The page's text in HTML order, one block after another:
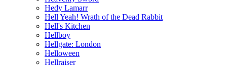
Hedy Lamarr
Hell Yeah! Wrath of the Dead Rabbit
Hell's Kitchen
Hellboy
Hellgate: London
Helloween
Hellraiser